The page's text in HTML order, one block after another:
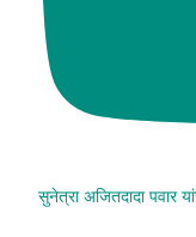
सुनेत्रा अजितदादा पवार